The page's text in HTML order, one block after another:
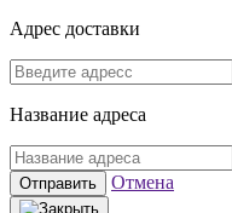
Адрес доставки
Название адреса
Отправить Отмена